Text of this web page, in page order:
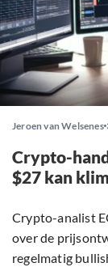
Jeroen van Welsenes
Crypto-
$27 kan
Crypto-analist
over de
regelmatig